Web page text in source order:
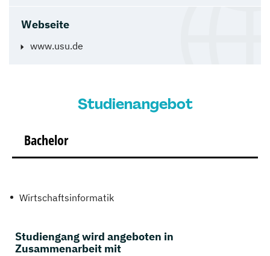
Webseite
www.usu.de
Studienangebot
Bachelor
Wirtschaftsinformatik
Studiengang wird angeboten in
Zusammenarbeit mit